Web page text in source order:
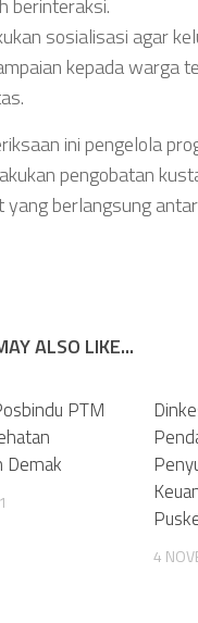
berinteraksi.
sosialisasi agar
kepada warga
ini pengelola
pengobatan
berlangsung
ALSO LIKE...
PTM
Demak
4